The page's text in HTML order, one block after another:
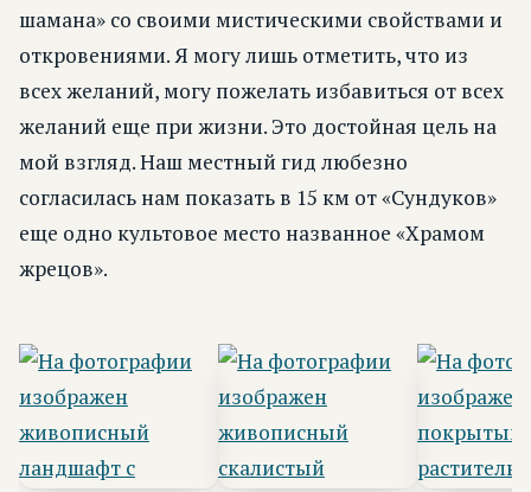
шамана» со своими мистическими свойствами и
откровениями. Я могу лишь отметить, что из
всех желаний, могу пожелать избавиться от всех
желаний еще при жизни. Это достойная цель на
мой взгляд. Наш местный гид любезно
согласилась нам показать в 15 км от «Сундуков»
еще одно культовое место названное «Храмом
жрецов».